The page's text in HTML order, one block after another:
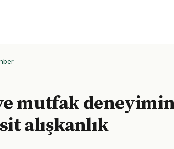
mutfak
alışkanlık